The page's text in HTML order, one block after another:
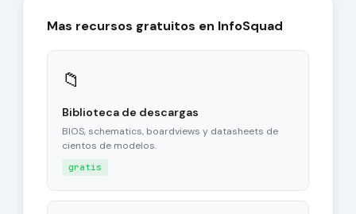
Mas recursos gratuitos en InfoSquad
📁
Biblioteca de descargas
BIOS, schematics, boardviews y datasheets de
cientos de modelos.
gratis